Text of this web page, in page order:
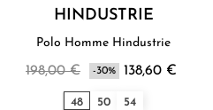
HINDUSTRIE
Polo Homme Hindustrie
198,00 € -30% 138,60 €
48 50 54